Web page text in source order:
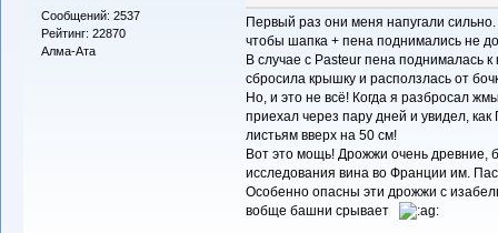
Сообщений: 2537
Рейтинг: 22870
Алма-Ата
Первый раз они меня напугали
чтобы шапка + пена поднимались не
В случае с Pasteur пена поднималась
сбросила крышку и расползлась от
Но, и это не всё! Когда я разбросал
приехал через пару дней и увидел,
листьям вверх на 50 см!
Вот это мощь! Дрожжи очень древние,
исследования вина во Франции им.
Особенно опасны эти дрожжи с
вобще башни срывает